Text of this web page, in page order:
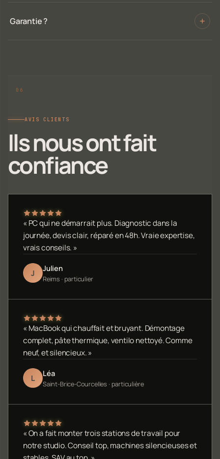
Garantie ?
AVIS CLIENTS
Ils nous ont fait
confiance
« PC qui ne démarrait plus. Diagnostic dans la
journée, devis clair, réparé en 48h. Vraie expertise,
vrais conseils. »
J Julien
Reims · particulier
« MacBook qui chauffait et bruyant. Démontage
complet, pâte thermique, ventilo nettoyé. Comme
neuf, et silencieux. »
L Léa
Saint-Brice-Courcelles · particulière
« On a fait monter trois stations de travail pour
notre studio. Conseil top, machines silencieuses et